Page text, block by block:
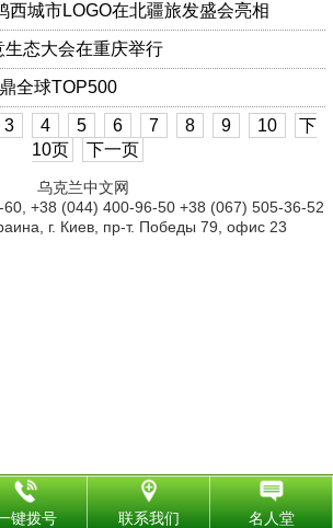
西城市LOGO在北疆旅发盛会亮相
生态大会在重庆举行
全球TOP500
3 4 5 6 7 8 9 10
下
10页
下一页
乌克兰中文网
+38 (044) 400-96-50 +38 (067) 505-36-52
г. Киев, пр-т. Победы 79, офис 23
键拨号 联系我们 名人堂